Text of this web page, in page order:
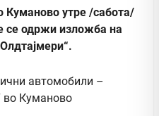
Куманово утре /сабота/
се одржи изложба на